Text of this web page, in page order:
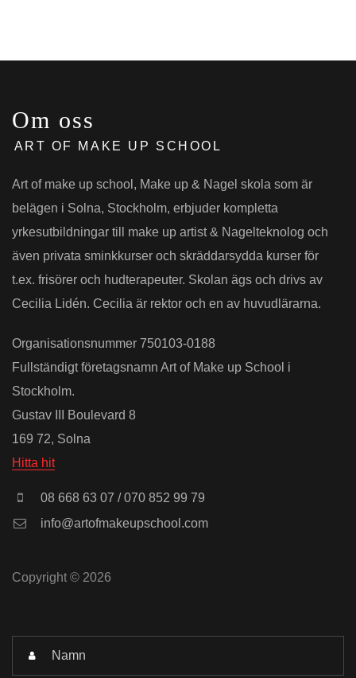
Om oss
ART OF MAKE UP SCHOOL
Art of make up school, Make up & Nagel skola som är
belägen i Solna, Stockholm, erbjuder kompletta
yrkesutbildningar till make up artist & Nagelteknolog och
även privata sminkkurser och skräddarsydda kurser för
t.ex. frisörer och hudterapeuter. Skolan ägs och drivs av
Cecilia Lidén. Cecilia är rektor och en av huvudlärarna.
Organisationsnummer 750103-0188
Fullständigt företagsnamn Art of Make up School i
Stockholm.
Gustav III Boulevard 8
169 72, Solna
Hitta hit
08 668 63 07 / 070 852 99 79
info@artofmakeupschool.com
Copyright © 2026